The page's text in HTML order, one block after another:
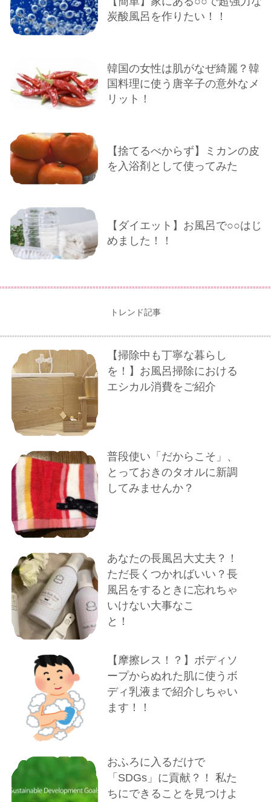
炭酸風呂を作りたい！！
韓国の女性は肌がなぜ綺麗？韓
国料理に使う唐辛子の意外なメ
リット！
【捨てるべからず】ミカンの皮
を入浴剤として使ってみた
【ダイエット】お風呂で○○はじ
めました！！
トレンド記事
【掃除中も丁寧な暮らし
を！】お風呂掃除における
エシカル消費をご紹介
普段使い「だからこそ」、
とっておきのタオルに新調
してみませんか？
あなたの長風呂大丈夫？！
ただ長くつかればいい？長
風呂をするときに忘れちゃ
いけない大事なこ
と！
【摩擦レス！？】ボディソ
ープからぬれた肌に使うボ
ディ乳液まで紹介しちゃい
ます！！
おふろに入るだけで
「SDGs」に貢献？！ 私た
ちにできることを見つけよ